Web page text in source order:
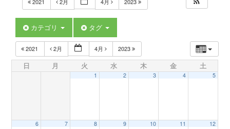
t
i
カテゴリ タグ
2021 2月 4月 2023
日 月 火 水 木 金 土
1 2 3 4 5
6 7 8 9 10 11 12